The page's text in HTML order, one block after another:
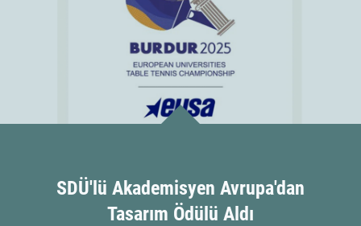
SDÜ'lü Akademisyen Avrupa'dan
Tasarım Ödülü Aldı